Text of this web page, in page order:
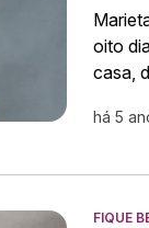
oito
casa,
há 5
FIQUE